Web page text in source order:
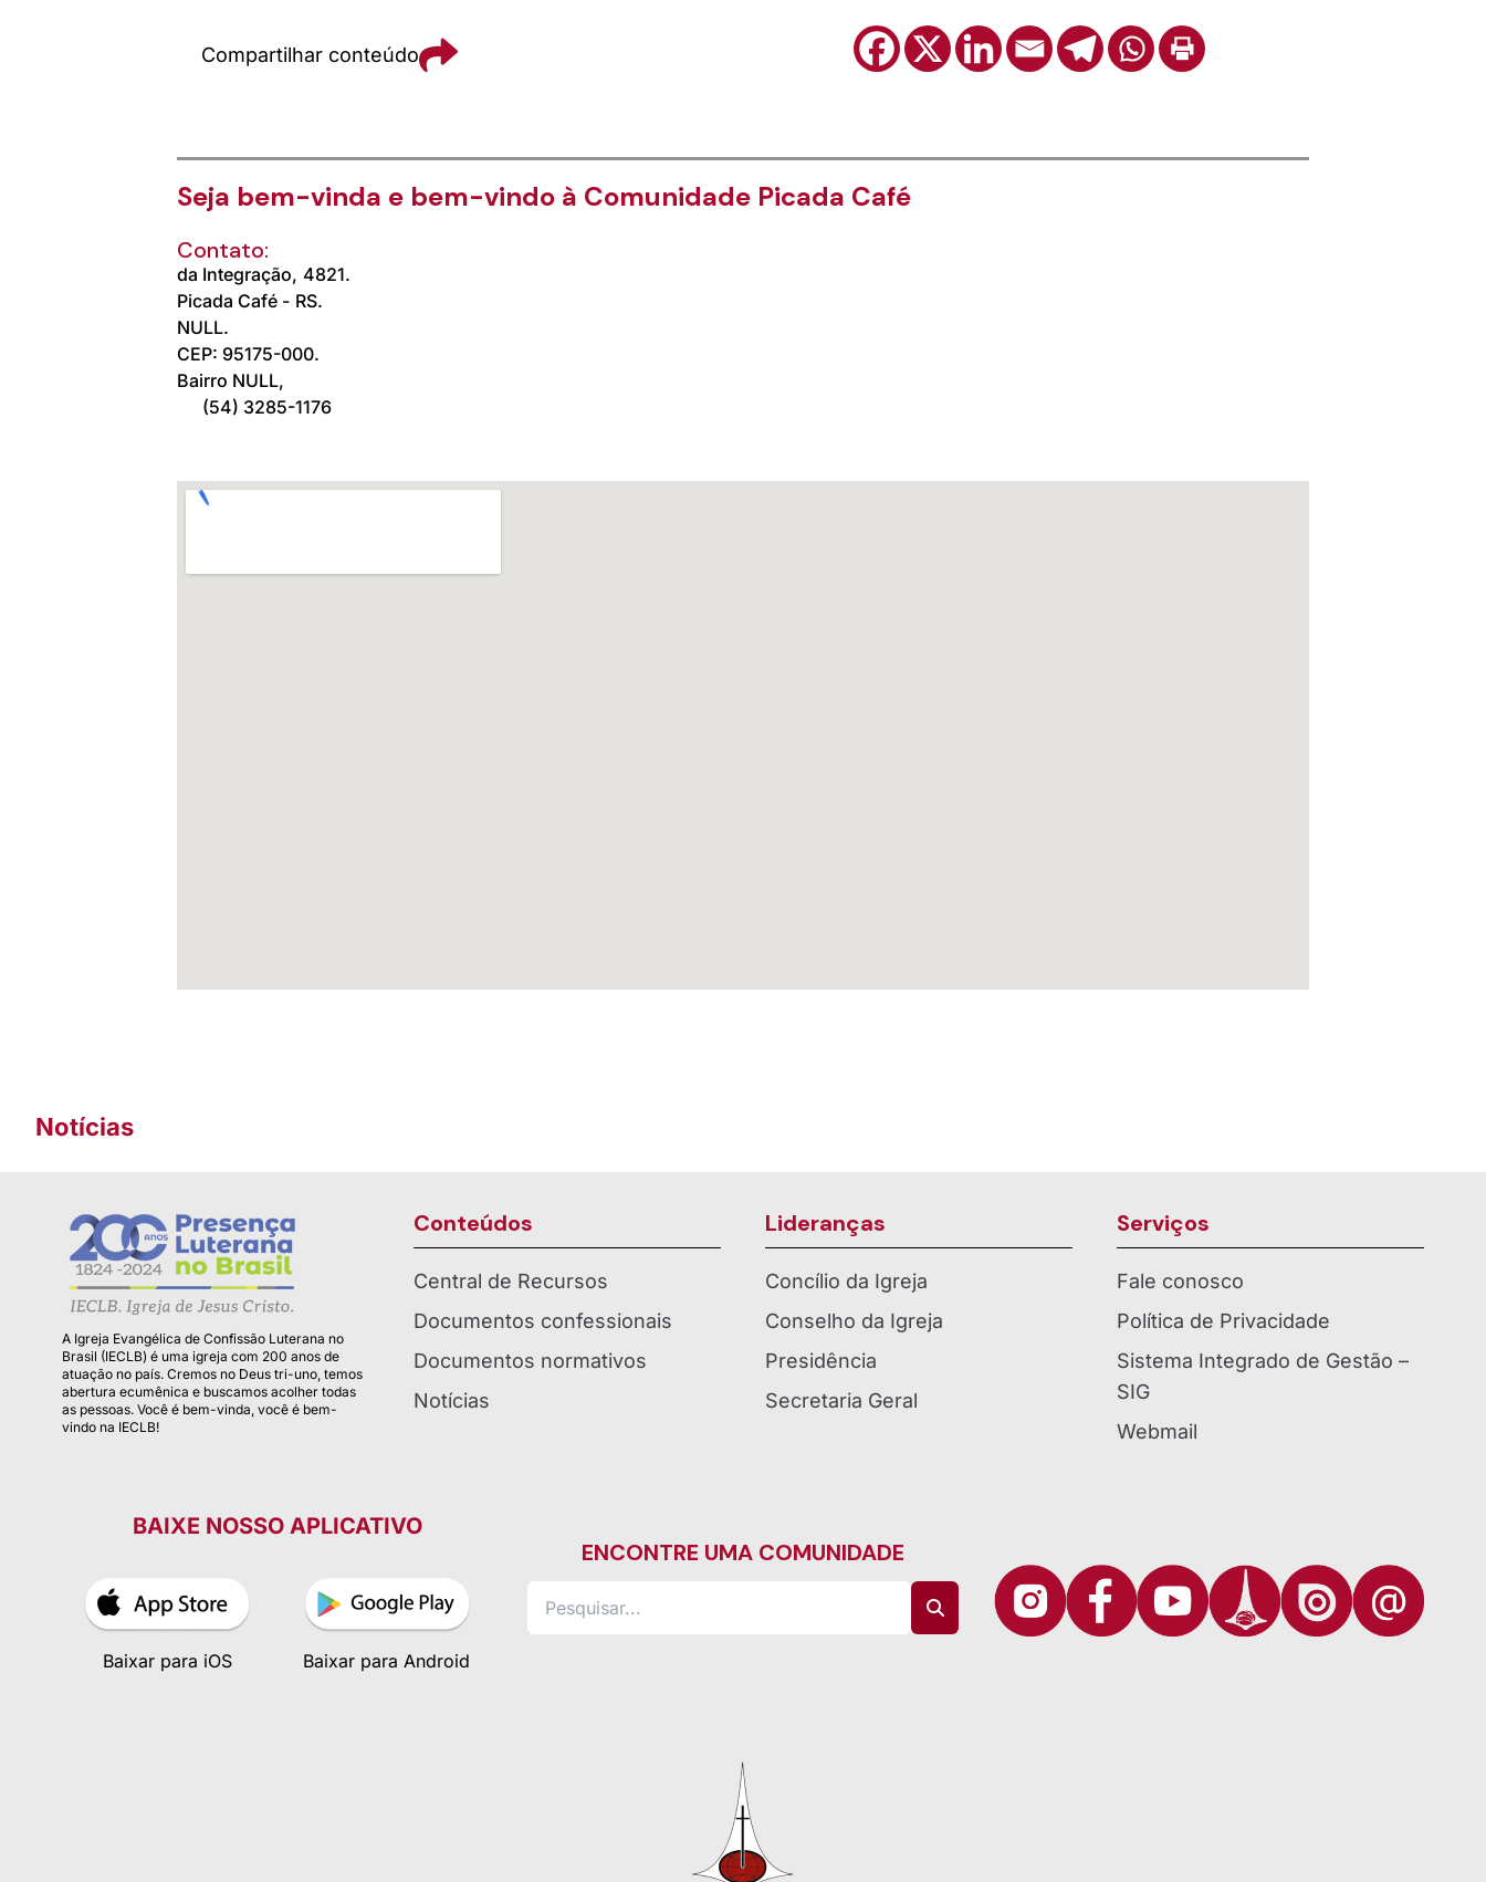
Compartilhar conteúdo
Seja bem-vinda e bem-vindo à Comunidade Picada Café
Contato:
da Integração, 4821.
Picada Café - RS.
NULL.
CEP: 95175-000.
Bairro NULL,
(54) 3285-1176
Notícias
A Igreja Evangélica de Confissão Luterana no
Brasil (IECLB) é uma igreja com 200 anos de
atuação no país. Cremos no Deus tri-uno, temos
abertura ecumênica e buscamos acolher todas
as pessoas. Você é bem-vinda, você é bem-
vindo na IECLB!
Conteúdos
Central de Recursos
Documentos confessionais
Documentos normativos
Notícias
Lideranças
Concílio da Igreja
Conselho da Igreja
Presidência
Secretaria Geral
Serviços
Fale conosco
Política de Privacidade
Sistema Integrado de Gestão –
SIG
Webmail
BAIXE NOSSO APLICATIVO
Baixar para iOS Baixar para Android
ENCONTRE UMA COMUNIDADE